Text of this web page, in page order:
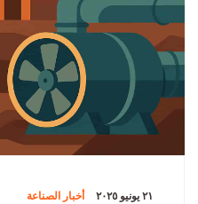
٢١ يونيو ٢٠٢٥ أخبار الصناعة